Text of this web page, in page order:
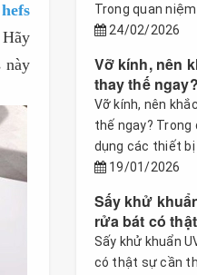
này
Trong quan niệm
24/02/2026
Vỡ kính, nên
thay thế ngay?
Vỡ kính, nên
thế ngay? Trong
dụng các thiết bị
19/01/2026
Sấy khử
rửa bát có
Sấy khử khuẩn
có thật sự cần